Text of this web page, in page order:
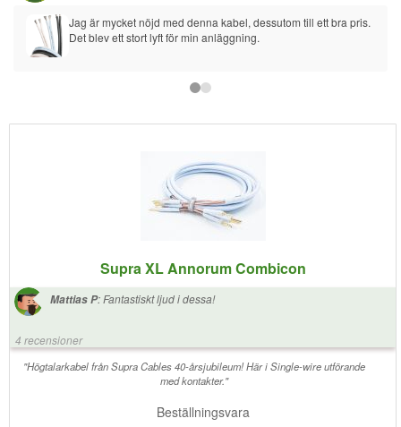
Jag är mycket nöjd med denna kabel, dessutom till ett bra pris.
Det blev ett stort lyft för min anläggning.
Supra XL Annorum Combicon
Mattias P:Fantastiskt ljud i dessa!
4 recensioner
"Högtalarkabel från Supra Cables 40-årsjubileum! Här i Single-wire utförande
med kontakter."
Beställningsvara